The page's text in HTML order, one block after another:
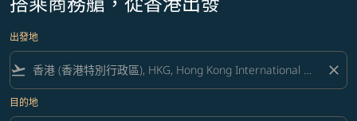
出發地
flight_takeoff close
目的地